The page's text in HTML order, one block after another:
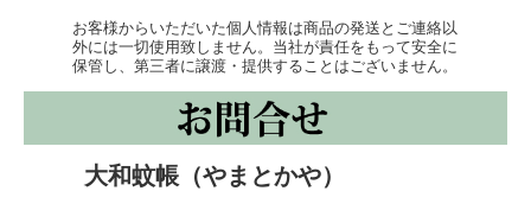
8重に生地を重ねているので、鍋敷きとしてもおすすめ
です。
お客様からいただいた個人情報は商品の発送とご連絡以
外には一切使用致しません。当社が責任をもって安全に
保管し、第三者に譲渡・提供することはございません。
大和蚊帳（やまとかや）